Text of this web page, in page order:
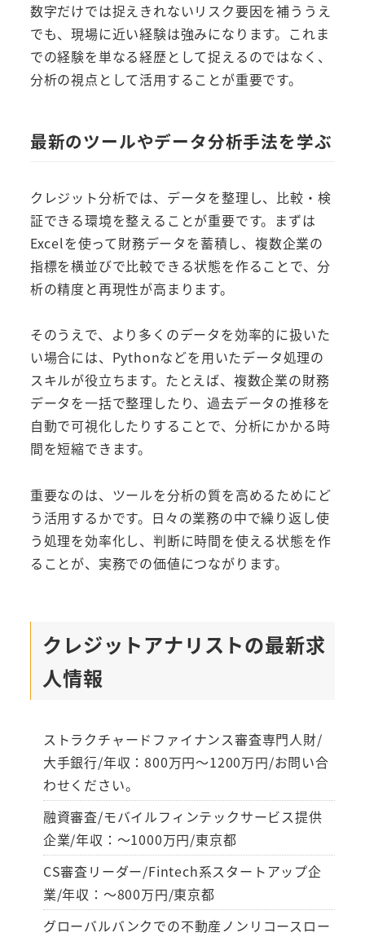
数字だけでは捉えきれないリスク要因を補ううえ
でも、現場に近い経験は強みになります。これま
での経験を単なる経歴として捉えるのではなく、
分析の視点として活用することが重要です。
最新のツールやデータ分析手法を学ぶ
クレジット分析では、データを整理し、比較・検
証できる環境を整えることが重要です。まずは
Excelを使って財務データを蓄積し、複数企業の
指標を横並びで比較できる状態を作ることで、分
析の精度と再現性が高まります。
そのうえで、より多くのデータを効率的に扱いた
い場合には、Pythonなどを用いたデータ処理の
スキルが役立ちます。たとえば、複数企業の財務
データを一括で整理したり、過去データの推移を
自動で可視化したりすることで、分析にかかる時
間を短縮できます。
重要なのは、ツールを分析の質を高めるためにど
う活用するかです。日々の業務の中で繰り返し使
う処理を効率化し、判断に時間を使える状態を作
ることが、実務での価値につながります。
クレジットアナリストの最新求
人情報
ストラクチャードファイナンス審査専門人財/
大手銀行/年収：800万円～1200万円/お問い合
わせください。
融資審査/モバイルフィンテックサービス提供
企業/年収：～1000万円/東京都
CS審査リーダー/Fintech系スタートアップ企
業/年収：～800万円/東京都
グローバルバンクでの不動産ノンリコースロー